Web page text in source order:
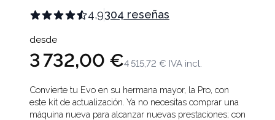
4,9304 reseñas
Product information
desde
3 732,00 €4 515,72 € IVA incl.
Description
Convierte tu Evo en su hermana mayor, la Pro, con
este kit de actualización. Ya no necesitas comprar una
máquina nueva para alcanzar nuevas prestaciones; con